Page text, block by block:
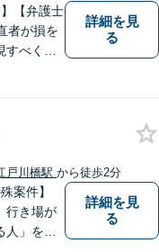
【弁護士
者が損を
べく、
働問題e
ださい。
詳細を見
る
戸川橋駅 から徒歩2分
案件】
行き場が
」をゼ
詳細を見
る